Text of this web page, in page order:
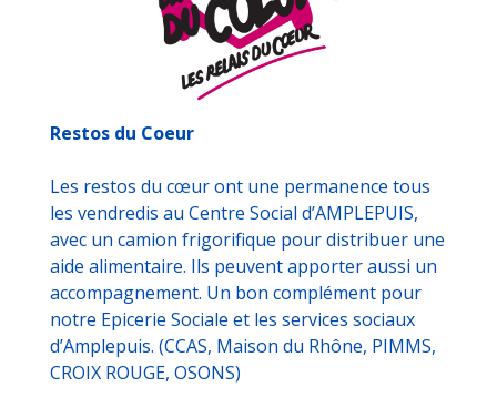
Restos du Coeur
Les restos du cœur ont une permanence tous
les vendredis au Centre Social d’AMPLEPUIS,
avec un camion frigorifique pour distribuer une
aide alimentaire. Ils peuvent apporter aussi un
accompagnement. Un bon complément pour
notre Epicerie Sociale et les services sociaux
d’Amplepuis. (CCAS, Maison du Rhône, PIMMS,
CROIX ROUGE, OSONS)